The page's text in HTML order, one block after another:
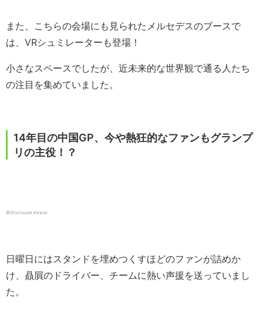
また、こちらの会場にも見られたメルセデスのブースで
は、VRシュミレーターも登場！
小さなスペースでしたが、近未来的な世界観で通る人たち
の注目を集めていました。
14年目の中国GP、今や熱狂的なファンもグランプ
リの主役！？
©Shunsuke Kawai
日曜日にはスタンドを埋めつくすほどのファンが詰めか
け、贔屓のドライバー、チームに熱い声援を送っていまし
た。